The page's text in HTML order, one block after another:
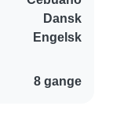
Dansk
Engelsk
8 gange